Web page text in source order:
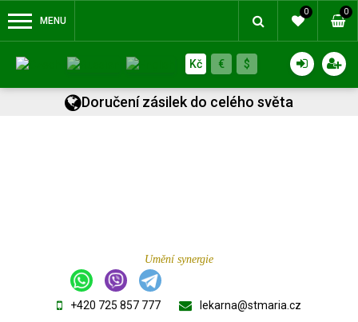
MENU
0 0
Kč € $
Doručení zásilek do celého světa
Umění synergie
+420 725 857 777
lekarna@stmaria.cz